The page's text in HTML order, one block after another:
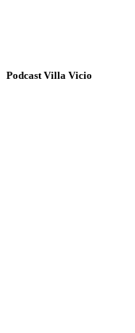
Podcast Villa Vicio